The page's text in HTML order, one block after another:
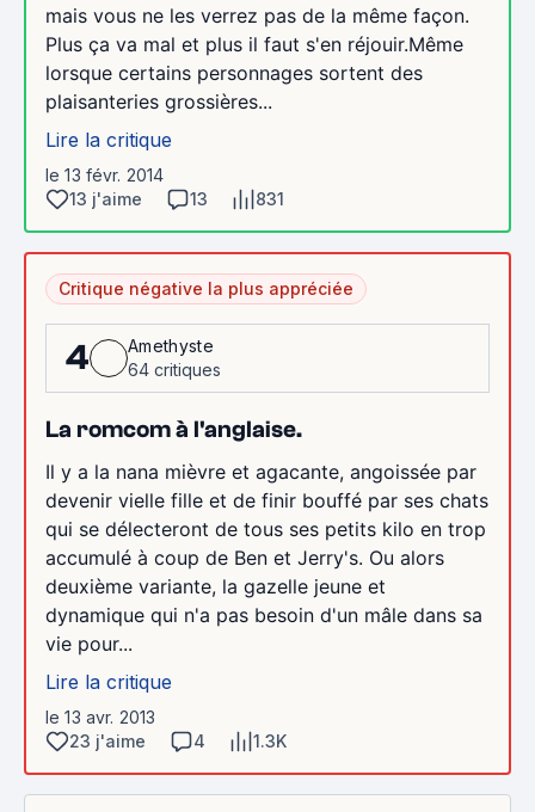
mais vous ne les verrez pas de la même façon.
Plus ça va mal et plus il faut s'en réjouir.Même
lorsque certains personnages sortent des
plaisanteries grossières...
Lire la critique
le 13 févr. 2014
13 j'aime
13 831
Critique négative la plus appréciée
4
Amethyste
64 critiques
La romcom à l'anglaise.
Il y a la nana mièvre et agacante, angoissée par
devenir vielle fille et de finir bouffé par ses chats
qui se délecteront de tous ses petits kilo en trop
accumulé à coup de Ben et Jerry's. Ou alors
deuxième variante, la gazelle jeune et
dynamique qui n'a pas besoin d'un mâle dans sa
vie pour...
Lire la critique
le 13 avr. 2013
23 j'aime
4 1.3K